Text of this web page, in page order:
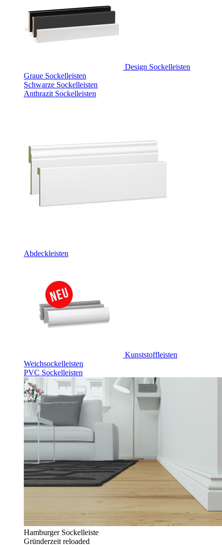
Design Sockelleisten
Graue Sockelleisten
Schwarze Sockelleisten
Anthrazit Sockelleisten
Abdeckleisten
Kunststoffleisten
Weichsockelleisten
PVC Sockelleisten
Hamburger Sockelleiste
Gründerzeit reloaded